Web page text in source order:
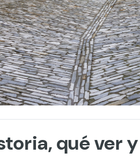
qué ver